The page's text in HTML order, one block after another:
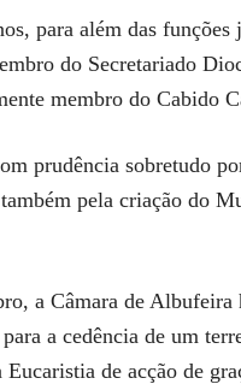
para além das
do Secretariado
membro do Cabido
prudência sobretudo
pela criação do
a Câmara de Albufeira
a cedência de um
Eucaristia de acção de